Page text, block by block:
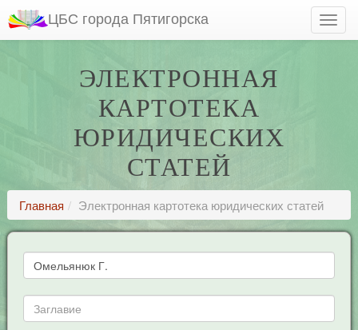
ЦБС города Пятигорска
ЭЛЕКТРОННАЯ
КАРТОТЕКА
ЮРИДИЧЕСКИХ
СТАТЕЙ
Главная Электронная картотека юридических статей